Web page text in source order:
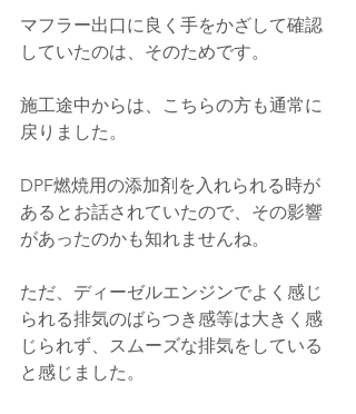
マフラー出口に良く手をかざして確認
していたのは、そのためです。
施工途中からは、こちらの方も通常に
戻りました。
DPF燃焼用の添加剤を入れられる時が
あるとお話されていたので、その影響
があったのかも知れませんね。
ただ、ディーゼルエンジンでよく感じ
られる排気のばらつき感等は大きく感
じられず、スムーズな排気をしている
と感じました。